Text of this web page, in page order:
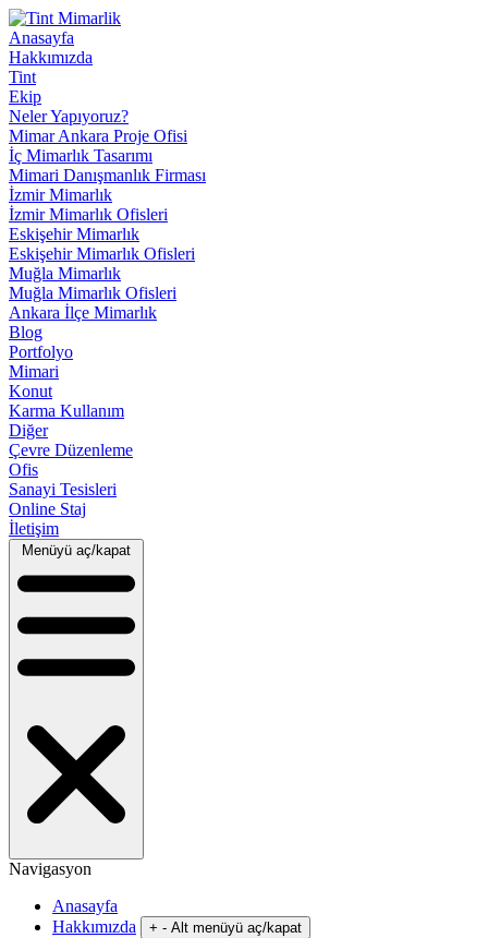
Anasayfa
Hakkımızda
Tint
Ekip
Neler Yapıyoruz?
Mimar Ankara Proje Ofisi
İç Mimarlık Tasarımı
Mimari Danışmanlık Firması
İzmir Mimarlık
İzmir Mimarlık Ofisleri
Eskişehir Mimarlık
Eskişehir Mimarlık Ofisleri
Muğla Mimarlık
Muğla Mimarlık Ofisleri
Ankara İlçe Mimarlık
Blog
Portfolyo
Mimari
Konut
Karma Kullanım
Diğer
Çevre Düzenleme
Ofis
Sanayi Tesisleri
Online Staj
İletişim
Menüyü aç/kapat
Navigasyon
Anasayfa
Hakkımızda
+ - Alt menüyü aç/kapat